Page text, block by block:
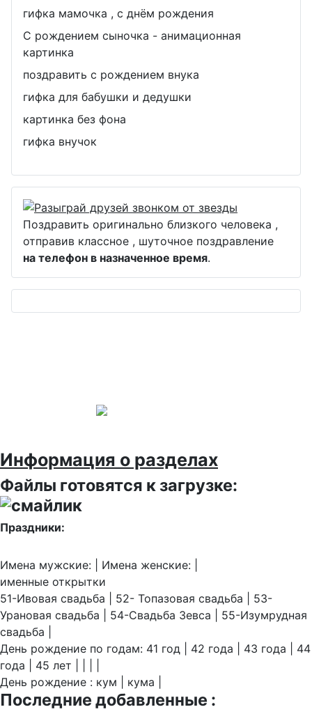
гифка мамочка , с днём рождения
С рождением сыночка - анимационная
картинка
поздравить с рождением внука
гифка для бабушки и дедушки
картинка без фона
гифка внучок
Поздравить оригинально близкого человека ,
отправив классное , шуточное поздравление
на телефон в назначенное время.
Информация о разделах
Файлы готовятся к загрузке:
Праздники:
Имена мужские: | Имена женские: |
именные открытки
51-Ивовая свадьба | 52- Топазовая свадьба | 53-
Урановая свадьба | 54-Свадьба Зевса | 55-Изумрудная
свадьба |
День рождение по годам: 41 год | 42 года | 43 года | 44
года | 45 лет | | | |
День рождение : кум | кума |
Последние добавленные :